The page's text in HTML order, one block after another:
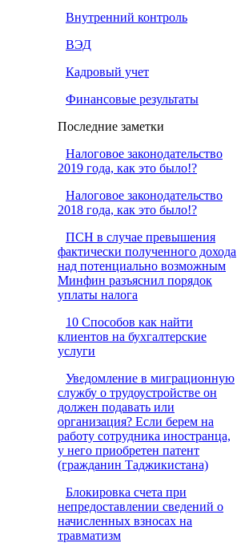
Внутренний контроль
ВЭД
Кадровый учет
Финансовые результаты
Последние заметки
Налоговое законодательство
2019 года, как это было!?
Налоговое законодательство
2018 года, как это было!?
ПСН в случае превышения
фактически полученного дохода
над потенциально возможным
Минфин разъяснил порядок
уплаты налога
10 Способов как найти
клиентов на бухгалтерские
услуги
Уведомление в миграционную
службу о трудоустройстве он
должен подавать или
организация? Если берем на
работу сотрудника иностранца,
у него приобретен патент
(гражданин Таджикистана)
Блокировка счета при
непредоставлении сведений о
начисленных взносах на
травматизм